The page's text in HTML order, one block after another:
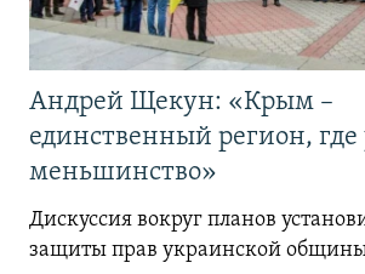
Андрей Щекун: «Крым –
единственный регион,
меньшинство»
Дискуссия вокруг планов
защиты прав украинской